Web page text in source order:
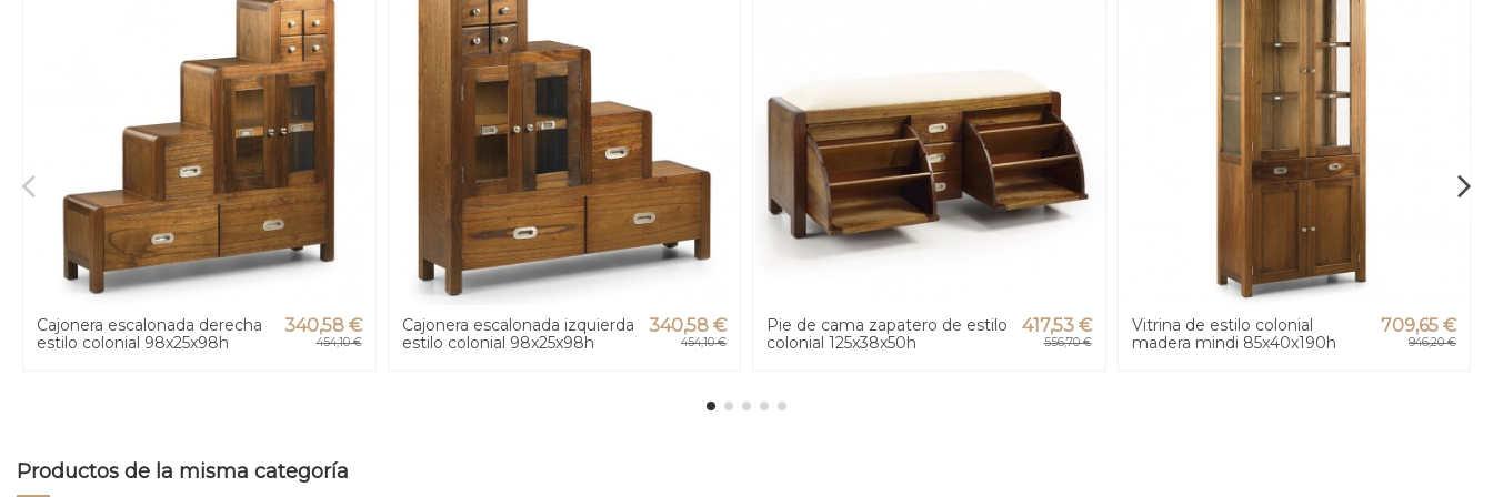
Cajonera escalonada derecha
estilo colonial 98x25x98h
340,58 €
454,10 €
Cajonera escalonada izquierda
estilo colonial 98x25x98h
340,58 €
454,10 €
Pie de cama zapatero de estilo
colonial 125x38x50h
417,53 €
556,70 €
Vitrina de estilo colonial
madera mindi 85x40x190h
709,65 €
946,20 €
Productos de la misma categoría